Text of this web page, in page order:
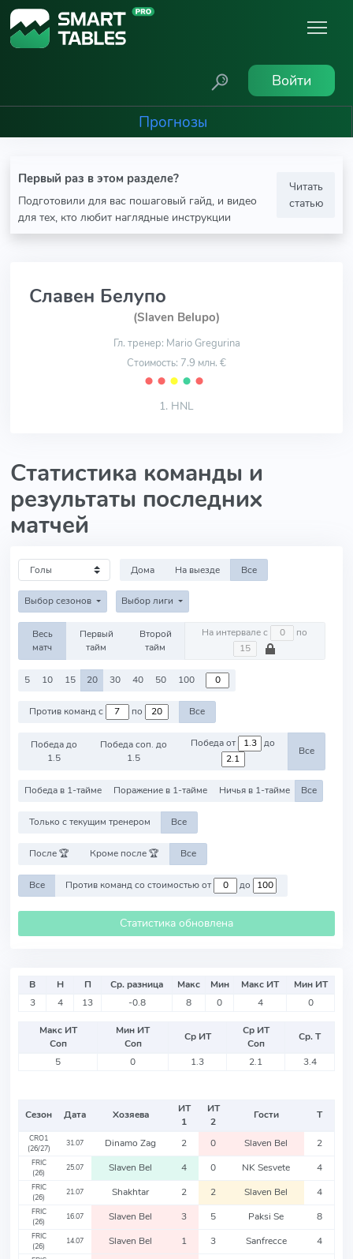
Войти
Прогнозы
Первый раз в этом разделе?
Подготовили для вас пошаговый гайд, и видео
для тех, кто любит наглядные инструкции
Читать
статью
Славен Белупо
(Slaven Belupo)
Гл. тренер: Mario Gregurina
Стоимость: 7.9 млн. €
⬤ ⬤ ⬤ ⬤ ⬤
1. HNL
Статистика команды и
результаты последних
матчей
Дома На выезде Все
Выбор сезонов Выбор лиги
Весь
матч
Первый
тайм
Второй
тайм
На интервале с по
5 10 15 20 30 40 50 100
Против команд с по Все
Победа до
1.5
Победа соп. до
1.5
Победа от до
Все
Победа в 1-тайме Поражение в 1-тайме Ничья в 1-тайме Все
Только с текущим тренером Все
После 🏆 Кроме после 🏆 Все
Все Против команд со стоимостью от до
Статистика обновлена
В Н П Ср. разница Макс Мин Макс ИТ
Мин ИТ
3
4 13 -0.8 8 0 4 0
Макс ИТ
Соп
Мин ИТ
Соп
Ср ИТ
Ср ИТ
Соп
Ср. Т
5
0 1.3 2.1 3.4
Сезон Дата Хозяева
ИТ
1
ИТ
2
Гости Т
CRO1
(26/27)
31.07 Dinamo Zag 2 0 Slaven Bel 2
FRIC
(26)
25.07 Slaven Bel 4 0 NK Sesvete 4
FRIC
(26)
21.07 Shakhtar 2 2 Slaven Bel 4
FRIC
(26)
16.07 Slaven Bel 3 5 Paksi Se 8
FRIC
(26)
14.07 Slaven Bel 1 3 Sanfrecce 4